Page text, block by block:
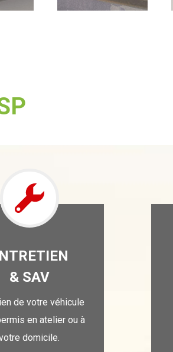
& SAV
de votre véhicule
en atelier ou à
domicile.